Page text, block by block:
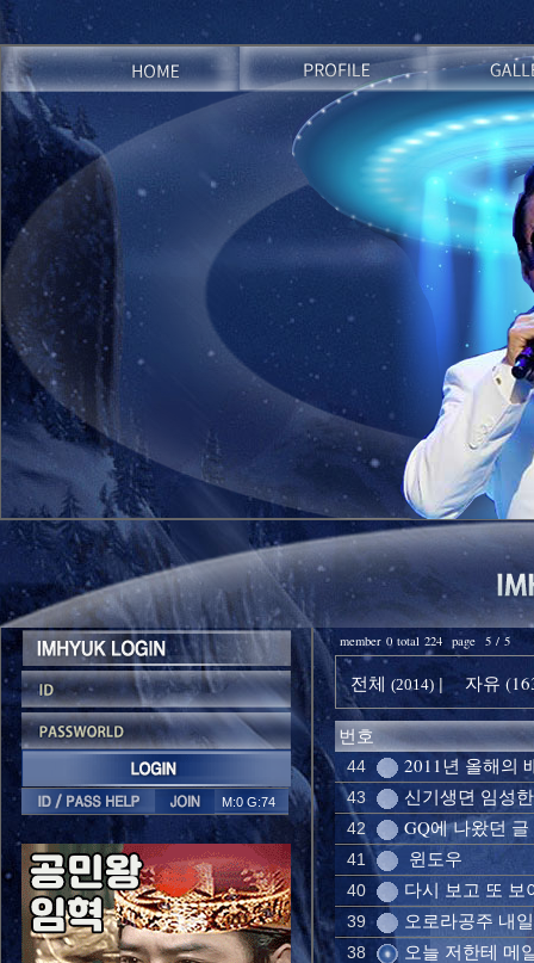
M:0 G:74
member 0 total 224 page 5 / 5
전체 (2014) | 자유
번호
44 2011년 올해의
43 신기생뎐 임성
42 GQ에 나왔던 글
41 윈도우
40 다시 보고 또 보
39 오로라공주 내
38 오늘 저한테 메